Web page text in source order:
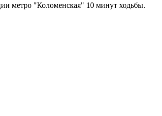
метро "Коломенская" 10 минут ходьбы.